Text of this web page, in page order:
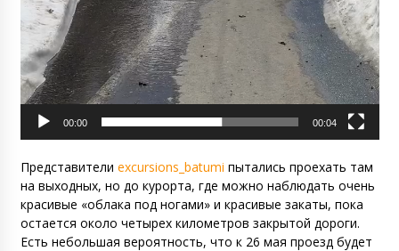
00:00 00:04
Представители excursions_batumi пытались проехать там
на выходных, но до курорта, где можно наблюдать очень
красивые «облака под ногами» и красивые закаты, пока
остается около четырех километров закрытой дороги.
Есть небольшая вероятность, что к 26 мая проезд будет